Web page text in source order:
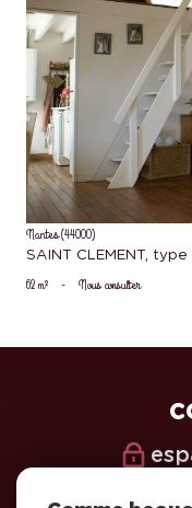
Nantes (44000)
SAINT CLEMENT,
62 m²
- Nous consulter